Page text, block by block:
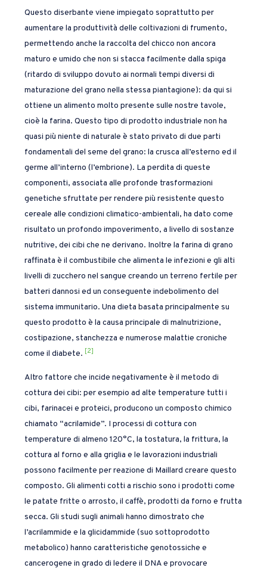
Questo diserbante viene impiegato soprattutto per
aumentare la produttività delle coltivazioni di frumento,
permettendo anche la raccolta del chicco non ancora
maturo e umido che non si stacca facilmente dalla spiga
(ritardo di sviluppo dovuto ai normali tempi diversi di
maturazione del grano nella stessa piantagione): da qui si
ottiene un alimento molto presente sulle nostre tavole,
cioè la farina. Questo tipo di prodotto industriale non ha
quasi più niente di naturale è stato privato di due parti
fondamentali del seme del grano: la crusca all’esterno ed il
germe all’interno (l’embrione). La perdita di queste
componenti, associata alle profonde trasformazioni
genetiche sfruttate per rendere più resistente questo
cereale alle condizioni climatico-ambientali, ha dato come
risultato un profondo impoverimento, a livello di sostanze
nutritive, dei cibi che ne derivano. Inoltre la farina di grano
raffinata è il combustibile che alimenta le infezioni e gli alti
livelli di zucchero nel sangue creando un terreno fertile per
batteri dannosi ed un conseguente indebolimento del
sistema immunitario. Una dieta basata principalmente su
questo prodotto è la causa principale di malnutrizione,
costipazione, stanchezza e numerose malattie croniche
come il diabete. [2]
Altro fattore che incide negativamente è il metodo di
cottura dei cibi: per esempio ad alte temperature tutti i
cibi, farinacei e proteici, producono un composto chimico
chiamato “acrilamide”. I processi di cottura con
temperature di almeno 120°C, la tostatura, la frittura, la
cottura al forno e alla griglia e le lavorazioni industriali
possono facilmente per reazione di Maillard creare questo
composto. Gli alimenti cotti a rischio sono i prodotti come
le patate fritte o arrosto, il caffè, prodotti da forno e frutta
secca. Gli studi sugli animali hanno dimostrato che
l’acrilammide e la glicidammide (suo sottoprodotto
metabolico) hanno caratteristiche genotossiche e
cancerogene in grado di ledere il DNA e provocare